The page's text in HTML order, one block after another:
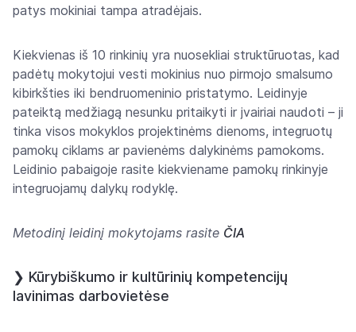
patys mokiniai tampa atradėjais.
Kiekvienas iš 10 rinkinių yra nuosekliai struktūruotas, kad
padėtų mokytojui vesti mokinius nuo pirmojo smalsumo
kibirkšties iki bendruomeninio pristatymo. Leidinyje
pateiktą medžiagą nesunku pritaikyti ir jvairiai naudoti – ji
tinka visos mokyklos projektinėms dienoms, integruotų
pamokų ciklams ar pavienėms dalykinėms pamokoms.
Leidinio pabaigoje rasite kiekviename pamokų rinkinyje
integruojamų dalykų rodyklę.
Metodinį leidinį mokytojams rasite ČIA
❯ Kūrybiškumo ir kultūrinių kompetencijų
lavinimas darbovietėse